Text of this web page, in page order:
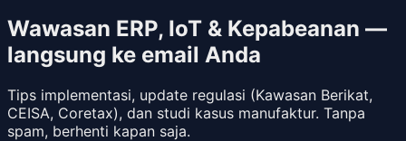
Wawasan ERP, IoT & Kepabeanan —
langsung ke email Anda
Tips implementasi, update regulasi (Kawasan Berikat,
CEISA, Coretax), dan studi kasus manufaktur. Tanpa
spam, berhenti kapan saja.